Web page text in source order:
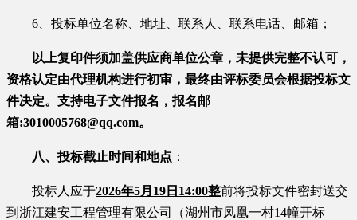
6 、投标单位名称、地址、联系人、联系电话、邮箱；
以上复印件须加盖供应商单位公章，未提供完整不认可，
资格认定由代理机构进行初审，最终由评标委员会根据投标文
件决定。 支持电子文件报名，报名邮
箱:3010005768@qq.com。
八、投标截止时间和地点 ：
投标人应于2026年5月 19 日 14:00整前将投标文件密封送交
到 浙江建安工程管理有限公司（湖州市凤凰一村14幢开标